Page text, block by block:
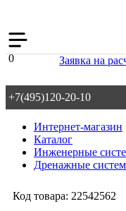
Заявка на
0
+7(495)120-20-10
Интернет-магазин
Каталог
Инженерные
Дренажные
Код товара: 22542562